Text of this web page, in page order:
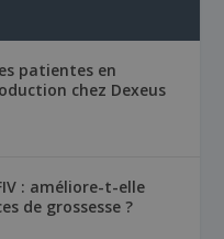
patientes en
chez Dexeus
: améliore-t-elle
de grossesse ?